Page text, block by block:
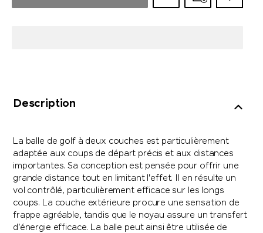
Description
La balle de golf à deux couches est particulièrement
adaptée aux coups de départ précis et aux distances
importantes. Sa conception est pensée pour offrir une
grande distance tout en limitant l'effet. Il en résulte un
vol contrôlé, particulièrement efficace sur les longs
coups. La couche extérieure procure une sensation de
frappe agréable, tandis que le noyau assure un transfert
d'énergie efficace. La balle peut ainsi être utilisée de